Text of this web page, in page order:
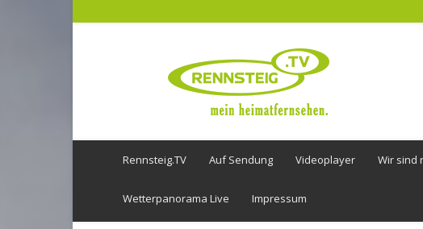
Rennsteig.TV Auf Sendung Videoplayer Wir sind
Wetterpanorama Live Impressum